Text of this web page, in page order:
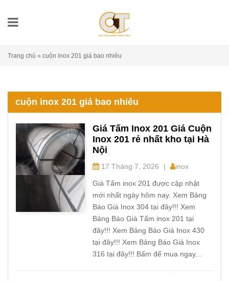
Trang chủ » cuộn inox 201 giá bao nhiêu
cuộn inox 201 giá bao nhiêu
Giá Tấm Inox 201 Giá Cuộn
Inox 201 rẻ nhất kho tại Hà
Nội
17 Tháng 7, 2026 | inox
Giá Tấm inox 201 được cập nhật
mới nhất ngày hôm nay. Xem Bảng
Báo Giá Inox 304 tại đây!!! Xem
Bảng Báo Giá Tấm inox 201 tại
đây!!! Xem Bảng Báo Giá Inox 430
tại đây!!! Xem Bảng Báo Giá Inox
316 tại đây!!! Bấm để mua ngay...